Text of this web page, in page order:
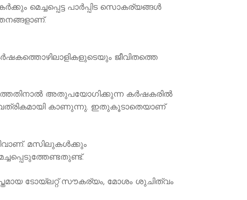
പാര്‍പ്പിട സൊകര്യങ്ങള്‍
ജീവിതത്തെ
അതുപയോഗിക്കുന്ന കര്‍ഷകരില്‍
കാണുന്നു. ഇതുകൂടാതെയാണ്
മസിലുകള്‍ക്കും
ടോയ്ലറ്റ് സൗകര്യം, മോശം ശുചിത്വം